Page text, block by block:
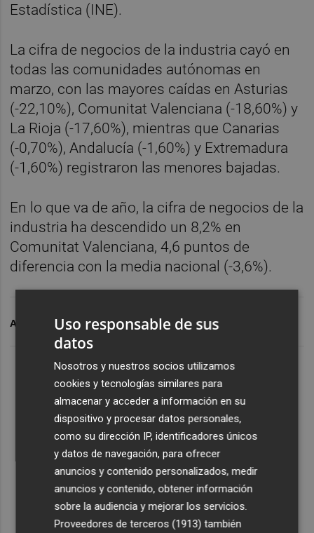
Estadística (INE).
La cifra de negocios de la industria cayó en
todas las comunidades autónomas en
marzo, con las mayores caídas en Asturias
(-22,10%), Comunitat Valenciana (-18,60%) y
La Rioja (-17,60%), mientras que Canarias
(-0,70%), Andalucía (-1,60%) y Extremadura
(-1,60%) registraron las menores bajadas.
En lo que va de año, la cifra de negocios de la
industria ha descendido un 8,2% en
Comunitat Valenciana, 4,6 puntos de
diferencia con la media nacional (-3,6%).
ARCHIVADO EN INDUSTRIA INE
Uso responsable de sus
datos
Nosotros y nuestros socios utilizamos
cookies y tecnologías similares para
almacenar y acceder a información en su
dispositivo y procesar datos personales,
como su dirección IP, identificadores únicos
y datos de navegación, para ofrecer
anuncios y contenido personalizados, medir
anuncios y contenido, obtener información
sobre la audiencia y mejorar los servicios.
Proveedores de terceros (1913) también